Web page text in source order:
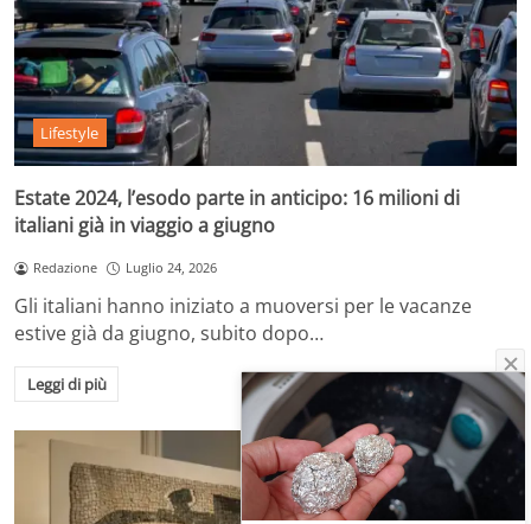
Lifestyle
Estate 2024, l’esodo parte in anticipo: 16 milioni di
italiani già in viaggio a giugno
Redazione Luglio 24, 2026
Gli italiani hanno iniziato a muoversi per le vacanze
estive già da giugno, subito dopo…
Leggi di più